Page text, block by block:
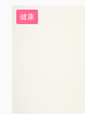
健康